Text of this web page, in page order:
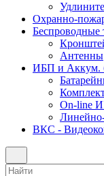
Охранно-
Антенны
ИБП и Аккум.
On-line
ВКС -